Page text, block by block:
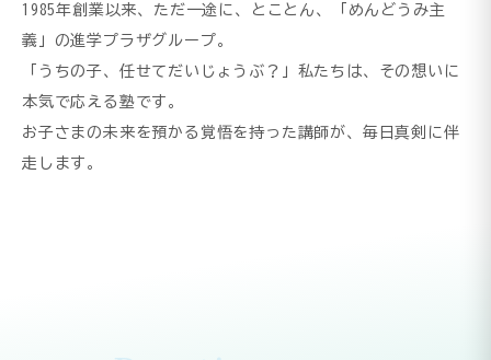
1985年創業以来、ただ一途に、とことん、「めんどうみ主
義」の進学プラザグループ。
「うちの子、任せてだいじょうぶ？」私たちは、その想いに
本気で応える塾です。
お子さまの未来を預かる覚悟を持った講師が、毎日真剣に伴
走します。